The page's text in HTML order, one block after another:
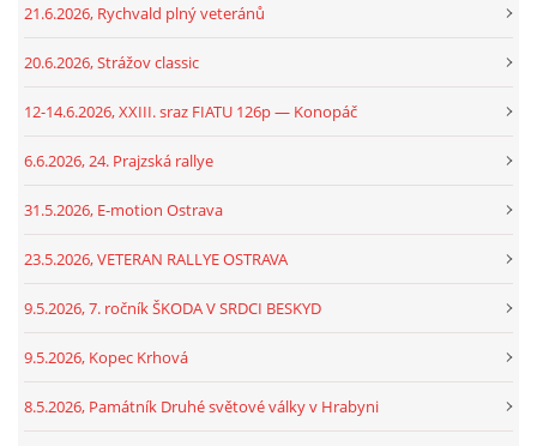
21.6.2026, Rychvald plný veteránů
20.6.2026, Strážov classic
12-14.6.2026, XXIII. sraz FIATU 126p — Konopáč
6.6.2026, 24. Prajzská rallye
31.5.2026, E-motion Ostrava
23.5.2026, VETERAN RALLYE OSTRAVA
9.5.2026, 7. ročník ŠKODA V SRDCI BESKYD
9.5.2026, Kopec Krhová
8.5.2026, Památník Druhé světové války v Hrabyni